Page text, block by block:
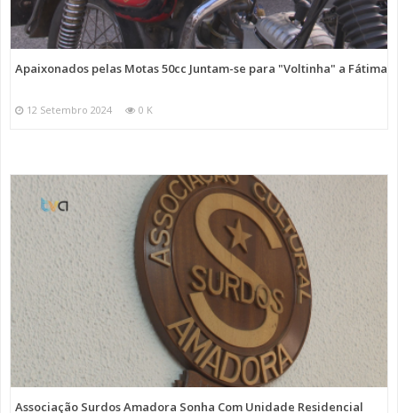
Apaixonados pelas Motas 50cc Juntam-se para "Voltinha" a Fátima
12 Setembro 2024 0 K
Associação Surdos Amadora Sonha Com Unidade Residencial